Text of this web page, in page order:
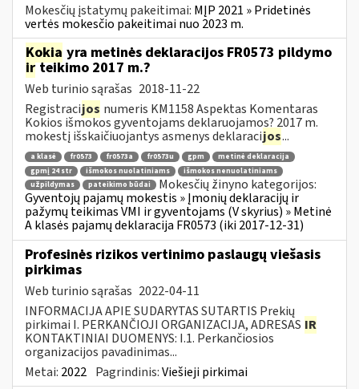
Mokesčių įstatymų pakeitimai: MĮP 2021 » Pridetinės
vertės mokesčio pakeitimai nuo 2023 m.
Kokia yra metinės deklaracijos FR0573 pildymo
irteikimo 2017 m.?
Web turinio sąrašas 2018-11-22
Registracijos numeris KM1158 Aspektas Komentaras
Kokios išmokos gyventojams deklaruojamos? 2017 m.
mokestį išskaičiuojantys asmenys deklaracijos...
a klasė fr0573 fr0573a fr0573u gpm
metinė deklaracija
gpmį 24 str
išmokos nuolatiniams
išmokos nenuolatiniams
užpildymas
pateikimo būdai
Mokesčių žinyno kategorijos:
Gyventojų pajamų mokestis » Įmonių deklaracijų ir
pažymų teikimas VMI ir gyventojams (V skyrius) » Metinė
A klasės pajamų deklaracija FR0573 (iki 2017-12-31)
Profesinės rizikos vertinimo paslaugų viešasis
pirkimas
Web turinio sąrašas 2022-04-11
INFORMACIJA APIE SUDARYTAS SUTARTIS Prekių
pirkimai I. PERKANČIOJI ORGANIZACIJA, ADRESAS IR
KONTAKTINIAI DUOMENYS: I.1. Perkančiosios
organizacijos pavadinimas...
Metai: 2022 Pagrindinis:Viešieji pirkimai